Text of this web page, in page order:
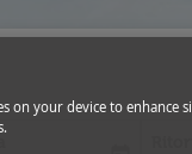
on your device to enhance